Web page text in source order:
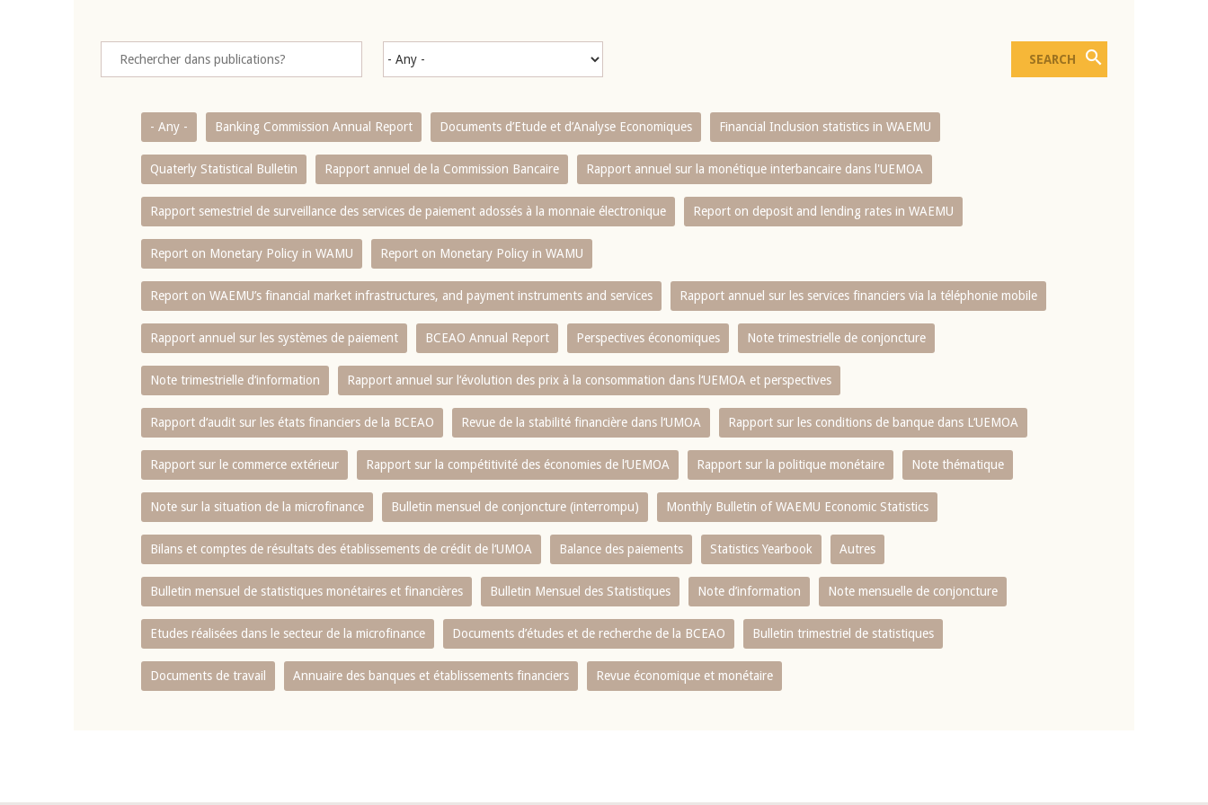
- Any - Banking Commission Annual Report Documents d’Etude et d’Analyse Economiques Financial Inclusion statistics in WAEMU
Quaterly Statistical Bulletin Rapport annuel de la Commission Bancaire Rapport annuel sur la monétique interbancaire dans l'UEMOA
Rapport semestriel de surveillance des services de paiement adossés à la monnaie électronique Report on deposit and lending rates in WAEMU
Report on Monetary Policy in WAMU Report on Monetary Policy in WAMU
Report on WAEMU’s financial market infrastructures, and payment instruments and services Rapport annuel sur les services financiers via la téléphonie mobile
Rapport annuel sur les systèmes de paiement BCEAO Annual Report Perspectives économiques Note trimestrielle de conjoncture
Note trimestrielle d‘information Rapport annuel sur l‘évolution des prix à la consommation dans l‘UEMOA et perspectives
Rapport d‘audit sur les états financiers de la BCEAO Revue de la stabilité financière dans l‘UMOA Rapport sur les conditions de banque dans L‘UEMOA
Rapport sur le commerce extérieur Rapport sur la compétitivité des économies de l‘UEMOA Rapport sur la politique monétaire Note thématique
Note sur la situation de la microfinance Bulletin mensuel de conjoncture (interrompu) Monthly Bulletin of WAEMU Economic Statistics
Bilans et comptes de résultats des établissements de crédit de l‘UMOA Balance des paiements Statistics Yearbook Autres
Bulletin mensuel de statistiques monétaires et financières Bulletin Mensuel des Statistiques Note d’information Note mensuelle de conjoncture
Etudes réalisées dans le secteur de la microfinance Documents d’études et de recherche de la BCEAO Bulletin trimestriel de statistiques
Documents de travail Annuaire des banques et établissements financiers Revue économique et monétaire